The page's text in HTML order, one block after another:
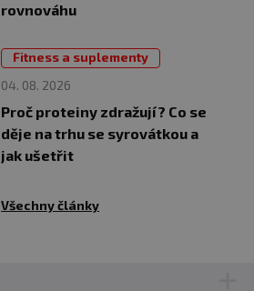
rovnováhu
04. 08. 2026
Fitness a suplementy
Proč proteiny zdražují? Co se
děje na trhu se syrovátkou a
jak ušetřit
Všechny články